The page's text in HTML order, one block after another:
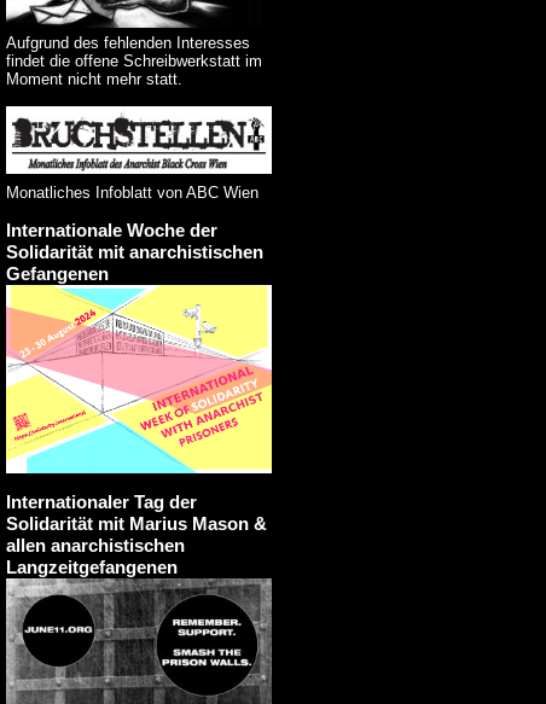
Aufgrund des fehlenden Interesses
findet die offene Schreibwerkstatt im
Moment nicht mehr statt.
Monatliches Infoblatt von ABC Wien
Internationale Woche der
Solidarität mit anarchistischen
Gefangenen
Internationaler Tag der
Solidarität mit Marius Mason &
allen anarchistischen
Langzeitgefangenen